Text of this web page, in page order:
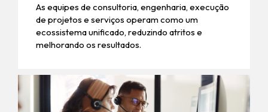
As equipes de consultoria, engenharia, execução
de projetos e serviços operam como um
ecossistema unificado, reduzindo atritos e
melhorando os resultados.